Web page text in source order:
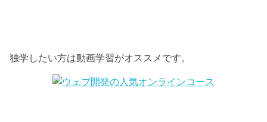
独学したい方は動画学習がオススメです。